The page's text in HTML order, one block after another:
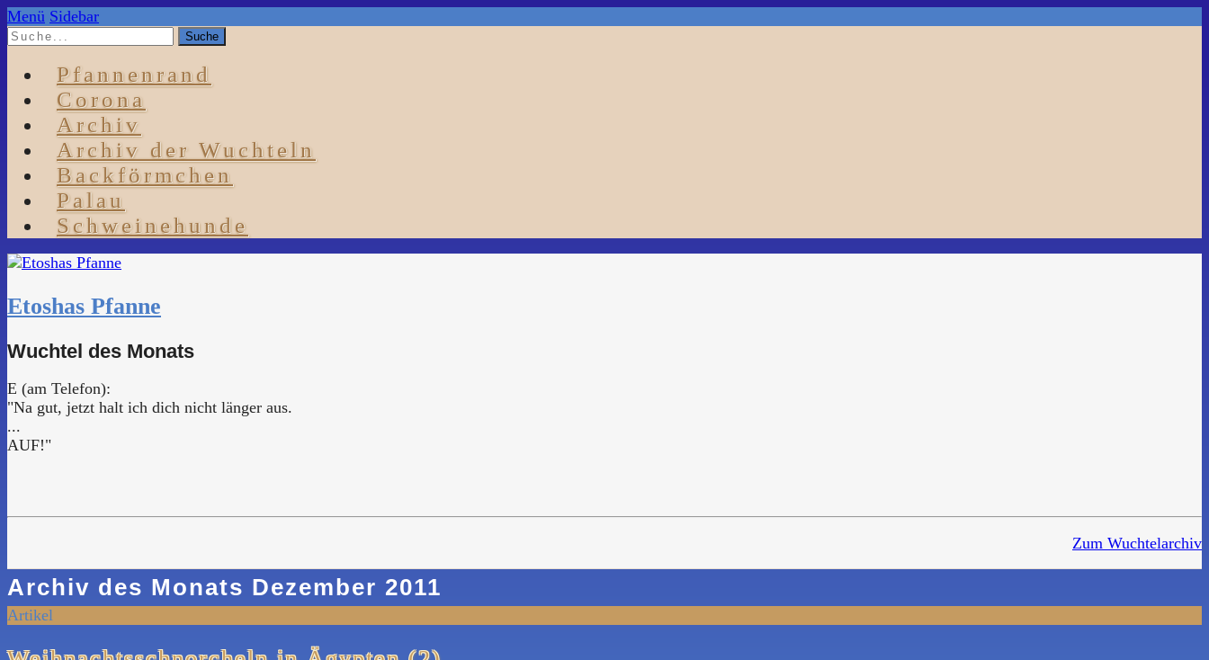
Menü Sidebar
Pfannenrand
Corona
Archiv
Archiv der Wuchteln
Backförmchen
Palau
Schweinehunde
Etoshas Pfanne
Wuchtel des Monats
E (am Telefon):
"Na gut, jetzt halt ich dich nicht länger aus.
...
AUF!"
Zum Wuchtelarchiv
Archiv des Monats Dezember 2011
Artikel